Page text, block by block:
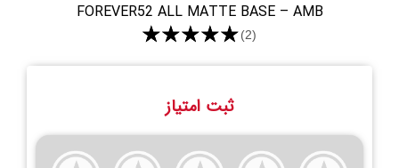
FOREVER52 ALL MATTE BASE – AMB
★★★★★(2)
ثبت امتیاز